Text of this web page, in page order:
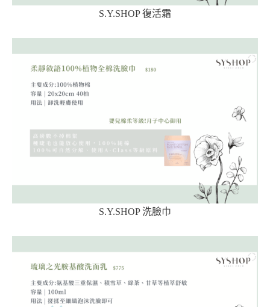
S.Y.SHOP 復活霜
S.Y.SHOP 洗臉巾